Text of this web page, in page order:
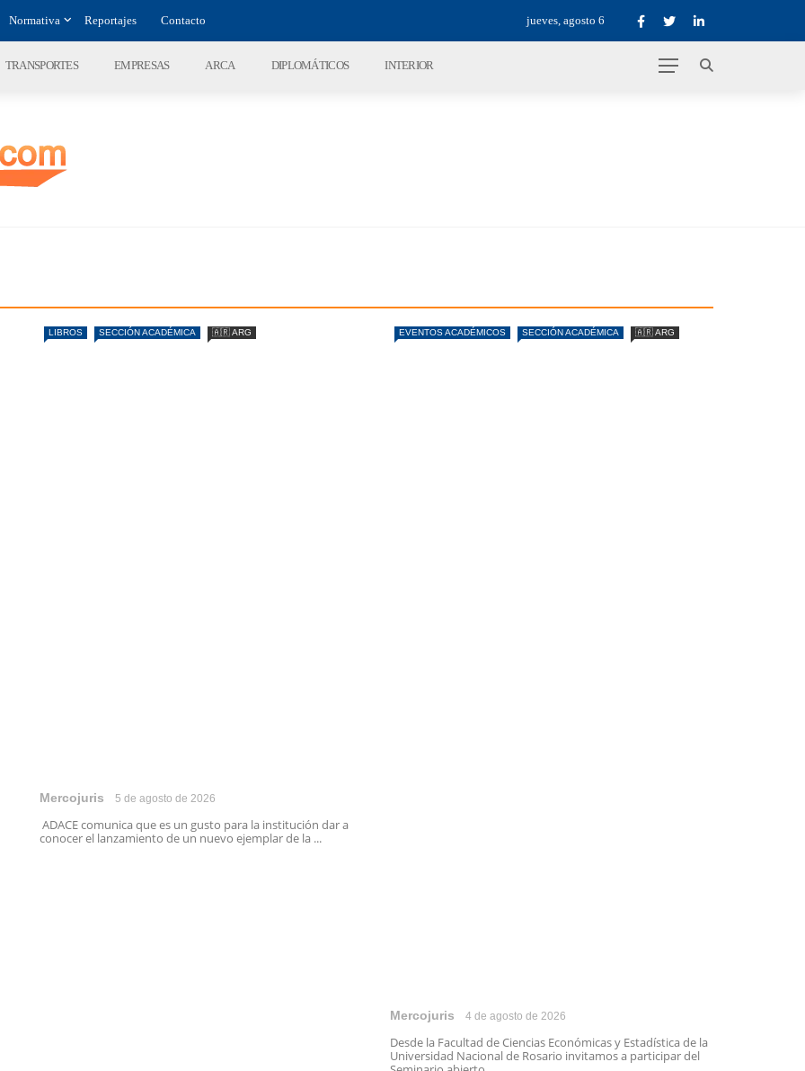
Normativa Reportajes Contacto jueves, agosto 6
TRANSPORTES EMPRESAS ARCA DIPLOMÁTICOS INTERIOR
LIBROS SECCIÓN ACADÉMICA 🇦🇷 ARG
Mercojuris 5 de agosto de 2026
ADACE comunica que es un gusto para la institución dar a
conocer el lanzamiento de un nuevo ejemplar de la ...
EVENTOS ACADÉMICOS SECCIÓN ACADÉMICA 🇦🇷 ARG
Mercojuris 4 de agosto de 2026
Desde la Facultad de Ciencias Económicas y Estadística de la
Universidad Nacional de Rosario invitamos a participar del